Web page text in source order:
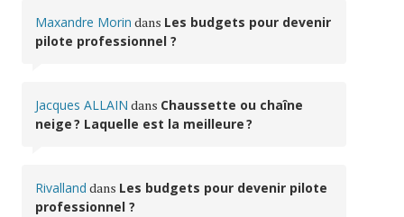
Maxandre Morin dans Les budgets pour devenir
pilote professionnel ?
Jacques ALLAIN dans Chaussette ou chaîne
neige ? Laquelle est la meilleure ?
Rivalland dans Les budgets pour devenir pilote
professionnel ?